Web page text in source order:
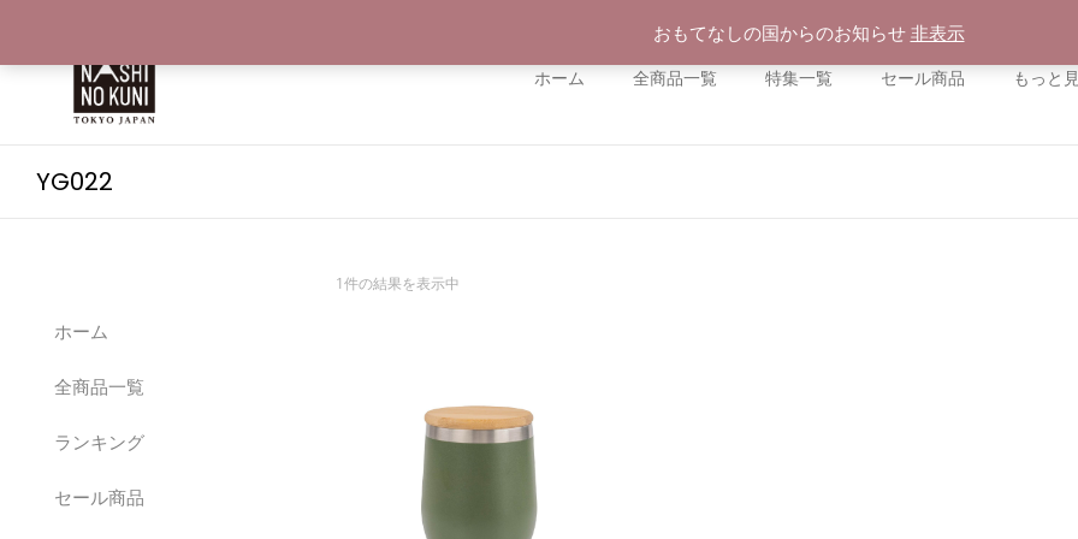
おもてなしの国からのお知らせ 非表示
ホーム
全商品一覧 特集一覧 セール商品 もっと
YG022
ホーム
全商品一覧
ランキング
セール商品
1件の結果を表示中